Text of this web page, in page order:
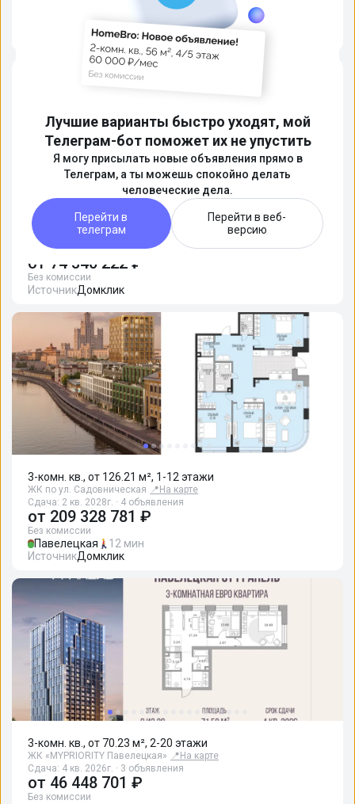
Домклик
3-комн. кв., от 76.8 м², 3-23 этажи
ЖК "Voxhall (Воксхолл)"
На карте
Сдача: сдан, 2 кв. 2026г. · 12 объявлений
от 74 340 222 ₽
Без комиссии
ИсточникДомклик
3-комн. кв., от 126.21 м², 1-12 этажи
ЖК по ул. Садовническая 📍 На карте
Сдача: 2 кв. 2028г. · 4 объявления
от 209 328 781 ₽
Без комиссии
Павелецкая
12 мин
ИсточникДомклик
3-комн. кв., от 70.23 м², 2-20 этажи
ЖК «MYPRIORITY Павелецкая» 📍 На карте
Сдача: 4 кв. 2026г. · 3 объявления
от 46 448 701 ₽
Без комиссии
Лучшие варианты быстро уходят, мой
Телеграм-бот поможет их не упустить
Я могу присылать новые объявления прямо в
Телеграм, а ты можешь спокойно делать
человеческие дела.
Перейти в
телеграм
Перейти в веб-
версию